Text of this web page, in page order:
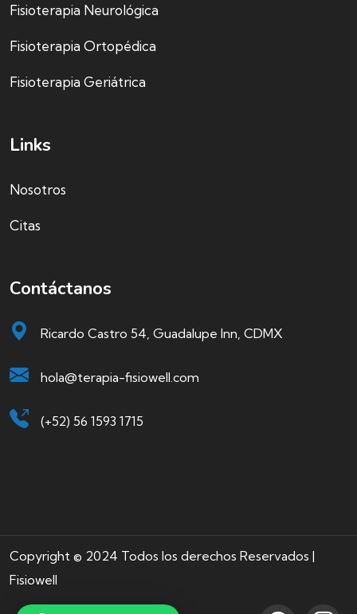
Fisioterapia Neurológica
Fisioterapia Ortopédica
Fisioterapia Geriátrica
Links
Nosotros
Citas
Contáctanos
Ricardo Castro 54, Guadalupe Inn, CDMX
hola@terapia-fisiowell.com
(+52) 56 1593 1715
Copyright © 2024 Todos los derechos Reservados |
Fisiowell